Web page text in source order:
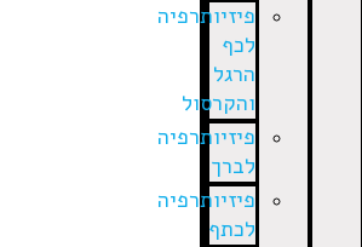
פיזיותרפיה
לכף
הרגל
והקרסול
פיזיותרפיה
לברך
פיזיותרפיה
לכתף